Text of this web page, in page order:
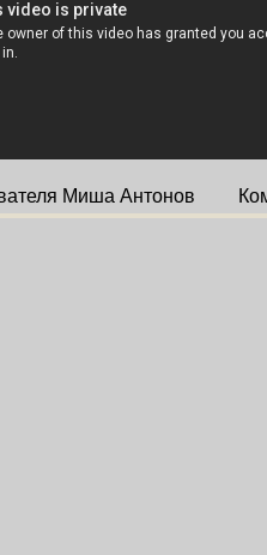
Миша Антонов